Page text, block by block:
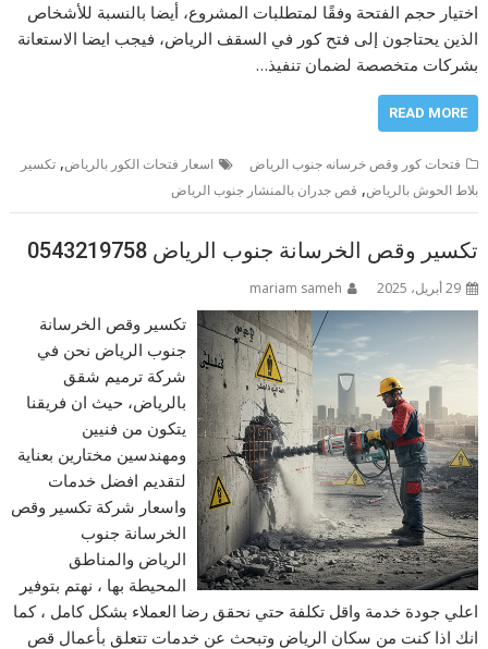
اختيار حجم الفتحة وفقًا لمتطلبات المشروع، أيضا بالنسبة للأشخاص
الذين يحتاجون إلى فتح كور في السقف الرياض، فيجب ايضا الاستعانة
بشركات متخصصة لضمان تنفيذ…
READ MORE
فتحات كور وقص خرسانه جنوب الرياض اسعار فتحات الكور بالرياض,تكسير
بلاط الحوش بالرياض, قص جدران بالمنشار جنوب الرياض
تكسير وقص الخرسانة جنوب الرياض 0543219758
29 أبريل، 2025 mariam sameh
تكسير وقص الخرسانة
جنوب الرياض نحن في
شركة ترميم شقق
بالرياض، حيث ان فريقنا
يتكون من فنيين
ومهندسين مختارين بعناية
لتقديم افضل خدمات
واسعار شركة تكسير وقص
الخرسانة جنوب
الرياض والمناطق
المحيطة بها ، نهتم بتوفير
اعلي جودة خدمة واقل تكلفة حتي نحقق رضا العملاء بشكل كامل ، كما
انك اذا كنت من سكان الرياض وتبحث عن خدمات تتعلق بأعمال قص